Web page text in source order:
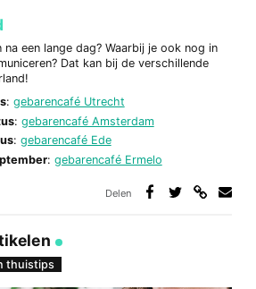
na een lange dag? Waarbij je ook nog in
Dat kan bij de verschillende
: gebarencafé Utrecht
: gebarencafé Amsterdam
: gebarencafé Ede
: gebarencafé Ermelo
Delen
thuistips